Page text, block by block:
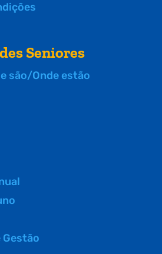
Seniores
são/Onde estão
Gestão